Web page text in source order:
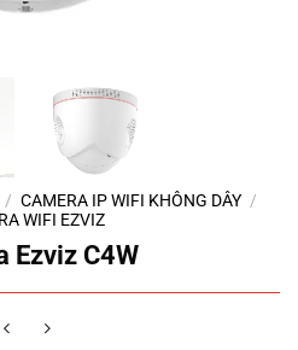
/ CAMERA IP WIFI KHÔNG DÂY /
WIFI EZVIZ
Ezviz C4W